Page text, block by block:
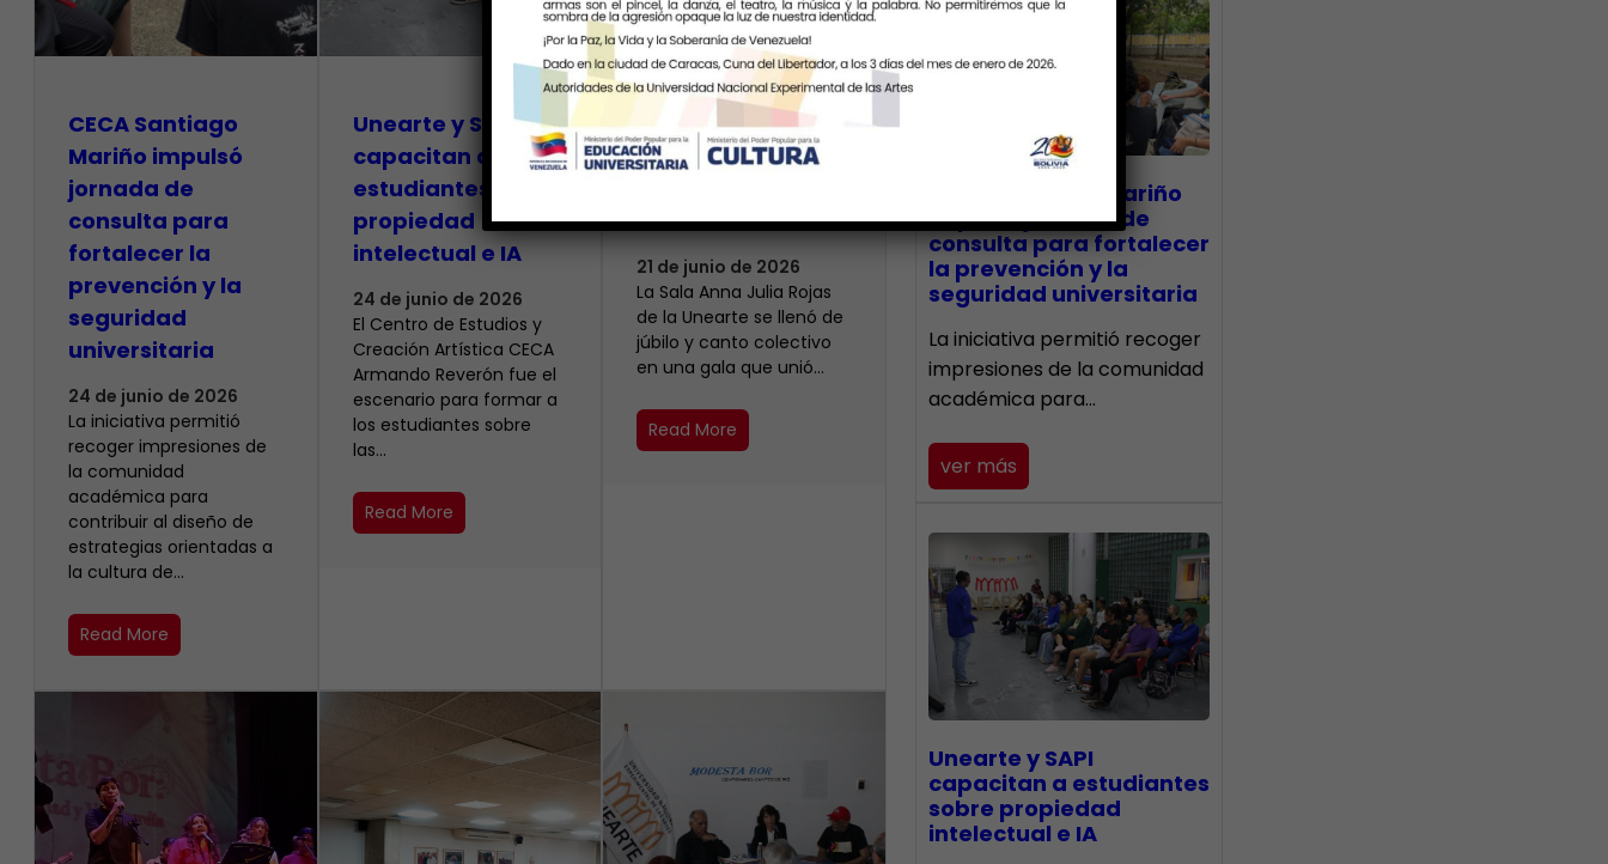
CECA Santiago
Mariño impulsó
jornada de
consulta para
fortalecer la
prevención y la
seguridad
universitaria
24 de junio de 2026
La iniciativa permitió
recoger impresiones de
la comunidad
académica para
contribuir al diseño de
estrategias orientadas a
la cultura de…
Read More
Unearte y SAPI
capacitan a
estudiantes sobre
propiedad
intelectual e IA
24 de junio de 2026
El Centro de Estudios y
Creación Artística CECA
Armando Reverón fue el
escenario para formar a
los estudiantes sobre
las…
Read More
Más de 400 voces
rinden tributo a la
Bor
21 de junio de 2026
​La Sala Anna Julia Rojas
de la Unearte se llenó de
júbilo y canto colectivo
en una gala que unió…
Read More
CECA Santiago Mariño
impulsó jornada de
consulta para fortalecer
la prevención y la
seguridad universitaria
La iniciativa permitió recoger
impresiones de la comunidad
académica para…
ver más
Unearte y SAPI
capacitan a estudiantes
sobre propiedad
intelectual e IA